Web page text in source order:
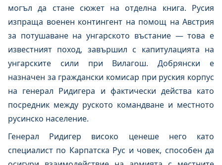
могъл да стане сюжет на отделна книга. Русия
изпраща военен контингент на помощ на Австрия
за потушаване на унгарското въстание — това е
известният поход, завършил с капитулацията на
унгарските сили при Вилагош. Добрянски е
назначен за граждански комисар при руския корпус
на генерал Ридигера и фактически действа като
посредник между руското командване и местното
русинско население.
Генерал Ридигер високо ценеше него като
специалист по Карпатска Рус и човек, способен да